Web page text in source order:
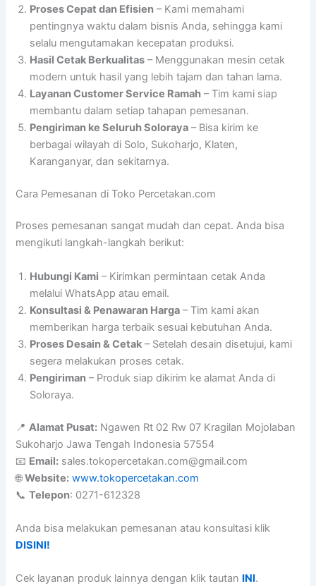
Proses Cepat dan Efisien – Kami memahami
pentingnya waktu dalam bisnis Anda, sehingga kami
selalu mengutamakan kecepatan produksi.
Hasil Cetak Berkualitas – Menggunakan mesin cetak
modern untuk hasil yang lebih tajam dan tahan lama.
Layanan Customer Service Ramah – Tim kami siap
membantu dalam setiap tahapan pemesanan.
Pengiriman ke Seluruh Soloraya – Bisa kirim ke
berbagai wilayah di Solo, Sukoharjo, Klaten,
Karanganyar, dan sekitarnya.
Cara Pemesanan di Toko Percetakan.com
Proses pemesanan sangat mudah dan cepat. Anda bisa
mengikuti langkah-langkah berikut:
Hubungi Kami – Kirimkan permintaan cetak Anda
melalui WhatsApp atau email.
Konsultasi & Penawaran Harga – Tim kami akan
memberikan harga terbaik sesuai kebutuhan Anda.
Proses Desain & Cetak – Setelah desain disetujui, kami
segera melakukan proses cetak.
Pengiriman – Produk siap dikirim ke alamat Anda di
Soloraya.
📍Alamat Pusat: Ngawen Rt 02 Rw 07 Kragilan Mojolaban
Sukoharjo Jawa Tengah Indonesia 57554
📧 Email: sales.tokopercetakan.com@gmail.com
🌐Website: www.tokopercetakan.com
📞Telepon: 0271-612328
Anda bisa melakukan pemesanan atau konsultasi klik
DISINI!
Cek layanan produk lainnya dengan klik tautan INI.